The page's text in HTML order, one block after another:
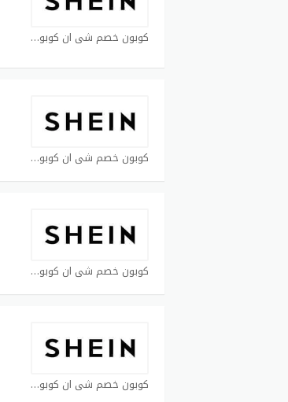
كوبون خصم شي ان كوبون
كوبون خصم شي ان كوبون
كوبون خصم شي ان كوبون
كوبون خصم شي ان كوبون